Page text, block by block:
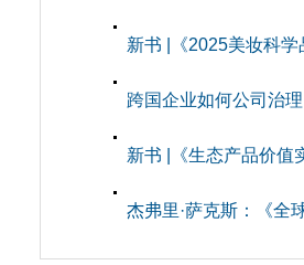
新书 |《2025美妆科学
跨国企业如何公司治理
新书 |《生态产品价值
杰弗里·萨克斯：《全